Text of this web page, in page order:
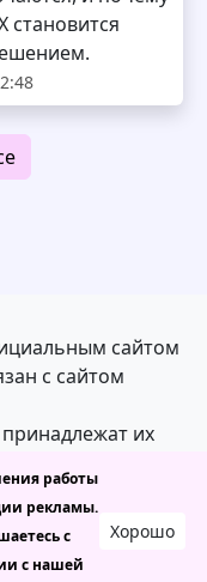
становится
сайтом
с сайтом
их
и чатов в
работы
рекламы.
с
с нашей
Хорошо